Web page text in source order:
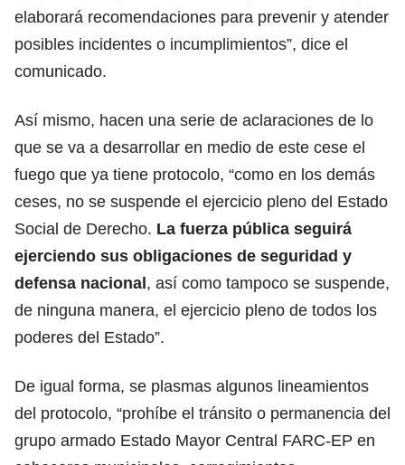
elaborará recomendaciones para prevenir y atender
posibles incidentes o incumplimientos”, dice el
comunicado.
Así mismo, hacen una serie de aclaraciones de lo
que se va a desarrollar en medio de este cese el
fuego que ya tiene protocolo, “como en los demás
ceses, no se suspende el ejercicio pleno del Estado
Social de Derecho. La fuerza pública seguirá
ejerciendo sus obligaciones de seguridad y
defensa nacional, así como tampoco se suspende,
de ninguna manera, el ejercicio pleno de todos los
poderes del Estado”.
De igual forma, se plasmas algunos lineamientos
del protocolo, “prohíbe el tránsito o permanencia del
grupo armado Estado Mayor Central FARC-EP en